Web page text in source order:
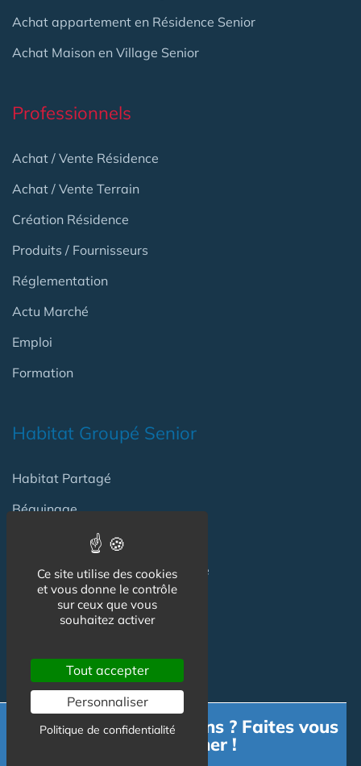
Achat appartement en Résidence Senior
Achat Maison en Village Senior
Professionnels
Achat / Vente Résidence
Achat / Vente Terrain
Création Résidence
Produits / Fournisseurs
Réglementation
Actu Marché
Emploi
Formation
Habitat Groupé Senior
Habitat Partagé
Béguinage
Habitat Intelligent - Smart Home
Habitat coopératif
Equipement Logement
Adaptation Habitat
Besoin d'informations ? Faites vous
accompagner !
Ce site utilise des cookies
et vous donne le contrôle
sur ceux que vous
souhaitez activer
Tout accepter
Personnaliser
Politique de confidentialité